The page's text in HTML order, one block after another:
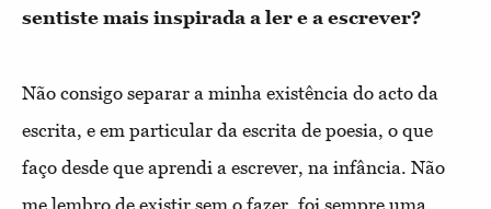
sentiste mais inspirada a ler e a escrever?
Não consigo separar a minha existência do acto da
escrita, e em particular da escrita de poesia, o que
faço desde que aprendi a escrever, na infância. Não
me lembro de existir sem o fazer, foi sempre uma